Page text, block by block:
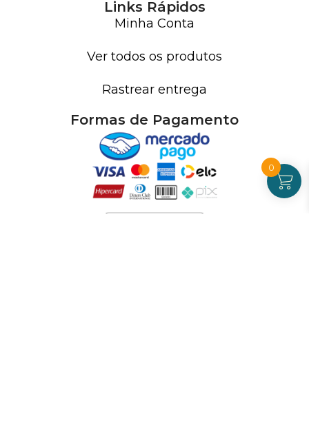
Links Rápidos
Minha Conta
Ver todos os produtos
Rastrear entrega
Formas de Pagamento
0